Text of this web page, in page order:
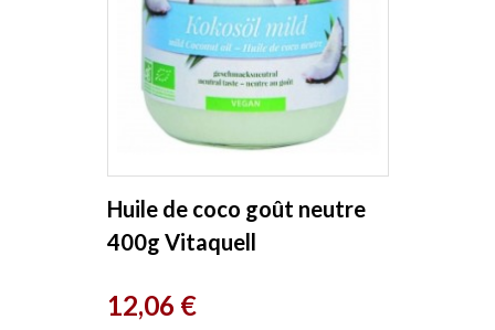
Huile de coco goût neutre
400g Vitaquell
Prix
12,06 €